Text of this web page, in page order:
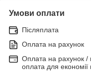
Умови оплати
Післяплата
Оплата на рахунок
Оплата на рахунок /
оплата для